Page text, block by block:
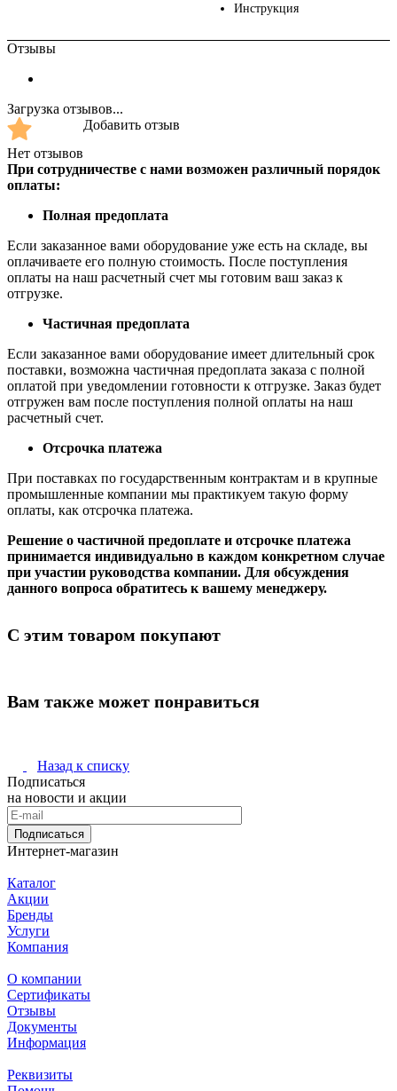
Инструкция
Отзывы
Загрузка отзывов...
Нет отзывов
Добавить отзыв
При сотрудничестве с нами возможен различный порядок
оплаты:
Полная предоплата
Если заказанное вами оборудование уже есть на складе, вы
оплачиваете его полную стоимость. После поступления
оплаты на наш расчетный счет мы готовим ваш заказ к
отгрузке.
Частичная предоплата
Если заказанное вами оборудование имеет длительный срок
поставки, возможна частичная предоплата заказа с полной
оплатой при уведомлении готовности к отгрузке. Заказ будет
отгружен вам после поступления полной оплаты на наш
расчетный счет.
Отсрочка платежа
При поставках по государственным контрактам и в крупные
промышленные компании мы практикуем такую форму
оплаты, как отсрочка платежа.
Решение о частичной предоплате и отсрочке платежа
принимается индивидуально в каждом конкретном случае
при участии руководства компании. Для обсуждения
данного вопроса обратитесь к вашему менеджеру.
С этим товаром покупают
Вам также может понравиться
Назад к списку
Подписаться
на новости и акции
Подписаться
Интернет-магазин
Каталог
Акции
Бренды
Услуги
Компания
О компании
Сертификаты
Отзывы
Документы
Информация
Реквизиты